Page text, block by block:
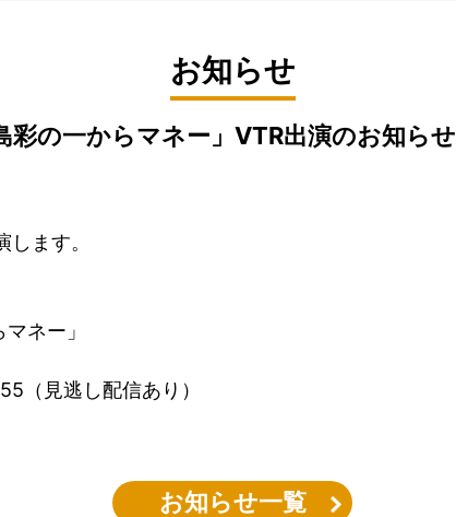
お知らせ
彩の一からマネー」VTR出演のお知らせ
ます。
ネー」
（見逃し配信あり）
お知らせ一覧